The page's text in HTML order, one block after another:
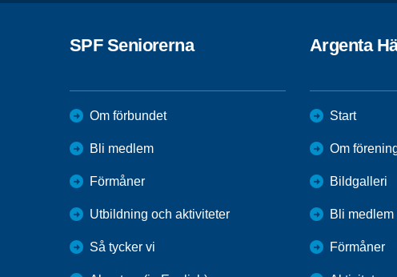
SPF Seniorerna
Om förbundet
Bli medlem
Förmåner
Utbildning och aktiviteter
Så tycker vi
Argenta
Start
Om
Bildgalleri
Bli medlem
Förmåner